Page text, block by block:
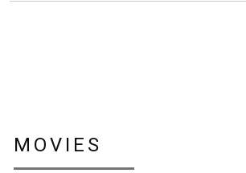
MOVIES